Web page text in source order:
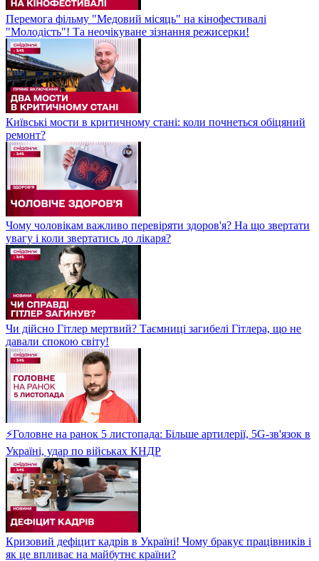
Перемога фільму "Медовий місяць" на кінофестивалі
"Молодість"! Та неочікуване зізнання режисерки!
Київські мости в критичному стані: коли почнеться обіцяний
ремонт?
Чому чоловікам важливо перевіряти здоров'я? На що звертати
увагу і коли звертатись до лікаря?
Чи дійсно Гітлер мертвий? Таємниці загибелі Гітлера, що не
давали спокою світу!
⚡Головне на ранок 5 листопада: Більше артилерії, 5G-зв'язок в
Україні, удар по військах КНДР
Кризовий дефіцит кадрів в Україні! Чому бракує працівників і
як це впливає на майбутнє країни?